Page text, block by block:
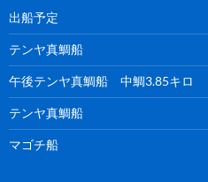
出船予定
テンヤ真鯛船
午後テンヤ真鯛船 中鯛3.85キロ
テンヤ真鯛船
マゴチ船